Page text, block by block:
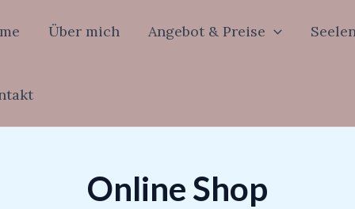
Über mich Angebot & Preise
Online Shop